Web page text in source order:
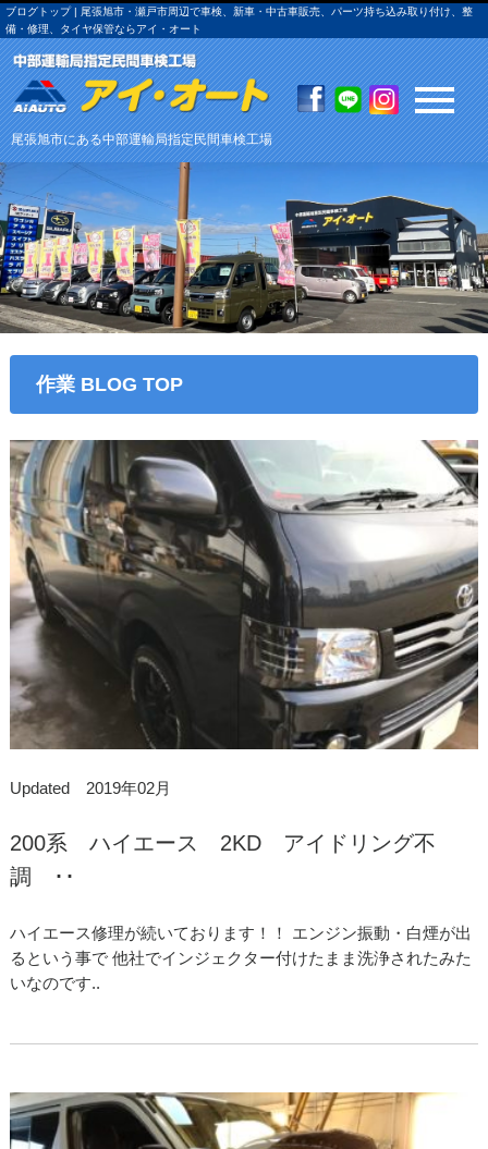
ブログトップ | 尾張旭市・瀬戸市周辺で車検、新車・中古車販売、パーツ持ち込み取り付け、整
備・修理、タイヤ保管ならアイ・オート
尾張旭市にある中部運輸局指定民間車検工場
作業 BLOG TOP
Updated 2019年02月
200系 ハイエース 2KD アイドリング不
調 ･･
ハイエース修理が続いております！！ エンジン振動・白煙が出
るという事で 他社でインジェクター付けたまま洗浄されたみた
いなのです..